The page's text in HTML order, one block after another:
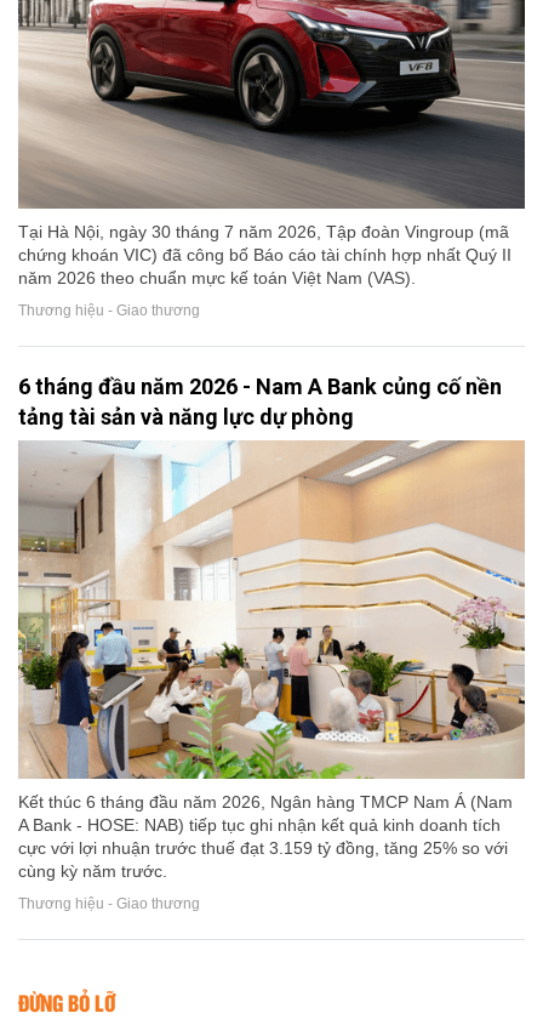
Tại Hà Nội, ngày 30 tháng 7 năm 2026, Tập đoàn Vingroup (mã
chứng khoán VIC) đã công bố Báo cáo tài chính hợp nhất Quý II
năm 2026 theo chuẩn mực kế toán Việt Nam (VAS).
Thương hiệu - Giao thương
6 tháng đầu năm 2026 - Nam A Bank củng cố nền
tảng tài sản và năng lực dự phòng
Kết thúc 6 tháng đầu năm 2026, Ngân hàng TMCP Nam Á (Nam
A Bank - HOSE: NAB) tiếp tục ghi nhận kết quả kinh doanh tích
cực với lợi nhuận trước thuế đạt 3.159 tỷ đồng, tăng 25% so với
cùng kỳ năm trước.
Thương hiệu - Giao thương
ĐỪNG BỎ LỠ